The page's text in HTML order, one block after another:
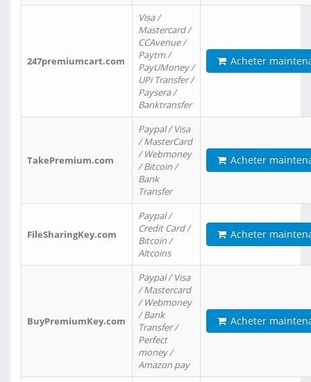
247premiumcart.com
Visa /
Mastercard /
CCAvenue /
Paytm /
PayUMoney /
UPi Transfer /
Paysera /
Banktransfer
Acheter
TakePremium.com
Paypal / Visa
/ MasterCard
/ Webmoney
/ Bitcoin /
Bank
Transfer
Acheter
FileSharingKey.com
Paypal /
Credit Card /
Bitcoin /
Altcoins
Acheter
BuyPremiumKey.com
Paypal / Visa
/ Mastercard
/ Webmoney
/ Bank
Transfer /
Perfect
money /
Amazon pay
Acheter